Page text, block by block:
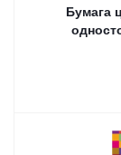
Бумага